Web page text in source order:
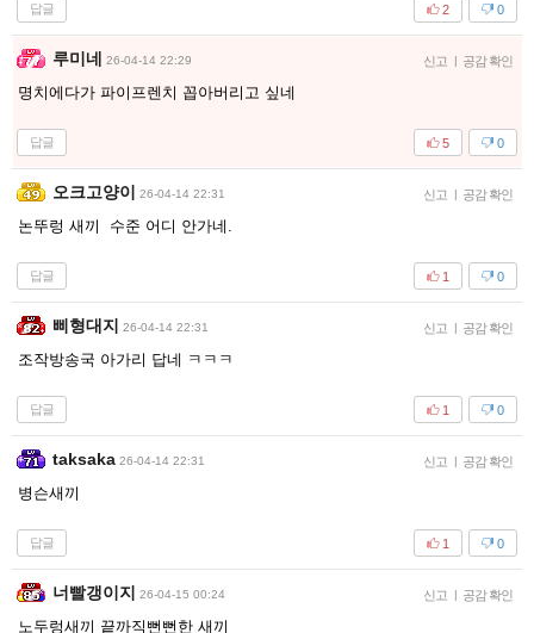
답글 0
2
루미네 26-04-14 22:29 신고 공감 확인
명치에다가 파이프렌치 꼽아버리고 싶네
답글 0
5
오크고양이 26-04-14 22:31 신고 공감 확인
논뚜렁 새끼 수준 어디 안가네.
답글 0
1
삐형대지 26-04-14 22:31 신고 공감 확인
조작방송국 아가리 답네 ㅋㅋㅋ
답글 0
1
taksaka 26-04-14 22:31 신고 공감 확인
병슨새끼
답글 0
1
너빨갱이지 26-04-15 00:24 신고 공감 확인
노두렁새끼 끝까직뻔뻔한 새끼